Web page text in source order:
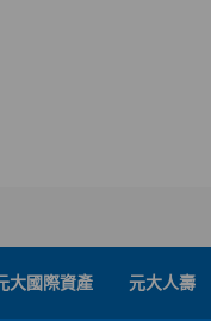
大國際資產 元大人壽